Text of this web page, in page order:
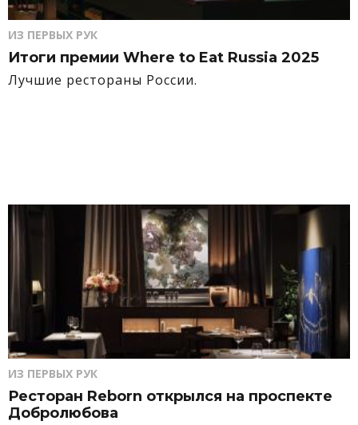
ИЗ ПЕРВЫХ РУК
Итоги премии Where to Eat Russia 2025
Лучшие рестораны России.
ИЗ ПЕРВЫХ РУК
Ресторан Reborn открылся на проспекте
Добролюбова